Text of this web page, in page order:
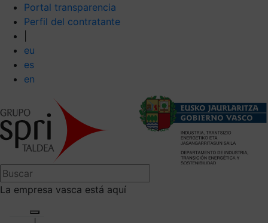
Portal transparencia
Perfil del contratante
eu
es
en
La empresa vasca está aquí